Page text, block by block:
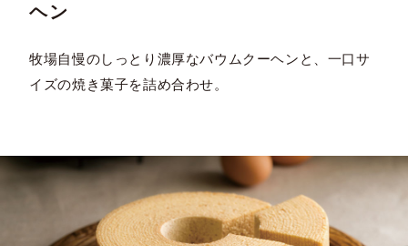
ヘン
牧場自慢のしっとり濃厚なバウムクーヘンと、一口サ
イズの焼き菓子を詰め合わせ。